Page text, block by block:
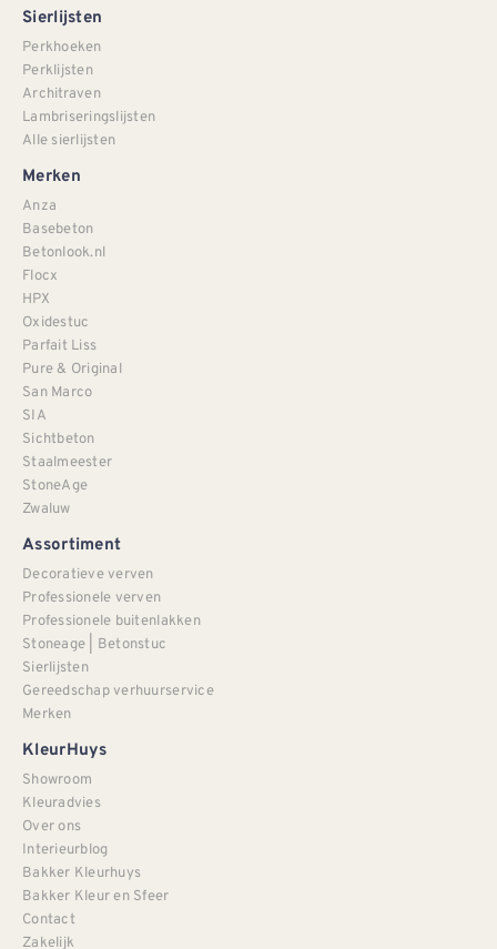
Sierlijsten
Perkhoeken
Perklijsten
Architraven
Lambriseringslijsten
Alle sierlijsten
Merken
Anza
Basebeton
Betonlook.nl
Flocx
HPX
Oxidestuc
Parfait Liss
Pure & Original
San Marco
SIA
Sichtbeton
Staalmeester
StoneAge
Zwaluw
Assortiment
Decoratieve verven
Professionele verven
Professionele buitenlakken
Stoneage | Betonstuc
Sierlijsten
Gereedschap verhuurservice
Merken
KleurHuys
Showroom
Kleuradvies
Over ons
Interieurblog
Bakker Kleurhuys
Bakker Kleur en Sfeer
Contact
Zakelijk